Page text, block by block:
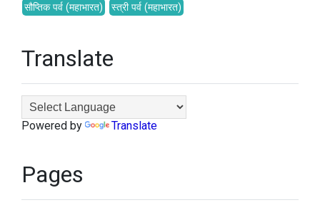
सौप्तिक पर्व (महाभारत) स्त्री पर्व (महाभारत)
Translate
Powered by Translate
Pages